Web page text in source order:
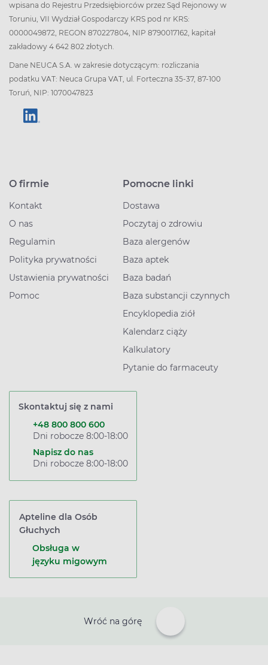
wpisana do Rejestru Przedsiębiorców przez Sąd Rejonowy w
Toruniu, VII Wydział Gospodarczy KRS pod nr KRS:
0000049872, REGON 870227804, NIP 8790017162, kapitał
zakładowy 4 642 802 złotych.
Dane NEUCA S.A. w zakresie dotyczącym: rozliczania
podatku VAT: Neuca Grupa VAT, ul. Forteczna 35-37, 87-100
Toruń, NIP: 1070047823
O firmie
Kontakt
O nas
Regulamin
Polityka prywatności
Ustawienia prywatności
Pomoc
Pomocne linki
Dostawa
Poczytaj o zdrowiu
Baza alergenów
Baza aptek
Baza badań
Baza substancji czynnych
Encyklopedia ziół
Kalendarz ciąży
Kalkulatory
Pytanie do farmaceuty
Skontaktuj się z nami
+48 800 800 600
Dni robocze 8:00-18:00
Napisz do nas
Dni robocze 8:00-18:00
Apteline dla Osób
Głuchych
Obsługa w
języku migowym
Wróć na górę